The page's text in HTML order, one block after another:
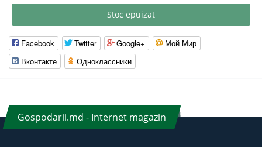
Stoc epuizat
Facebook Twitter Google+
Мой Мир
Вконтакте
Одноклассники
Gospodarii.md - Internet magazin